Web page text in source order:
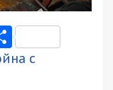
с